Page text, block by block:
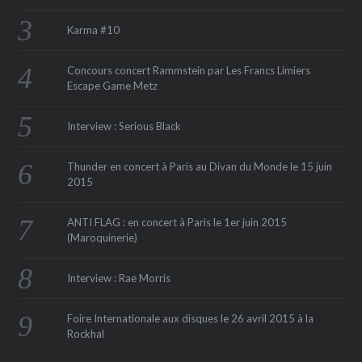
Karma #10
Concours concert Rammstein par Les Francs Limiers
Escape Game Metz
Interview : Serious Black
Thunder en concert à Paris au Divan du Monde le 15 juin
2015
ANTI FLAG : en concert à Paris le 1er juin 2015
(Maroquinerie‏)
Interview : Rae Morris
Foire Internationale aux disques le 26 avril 2015 à la
Rockhal